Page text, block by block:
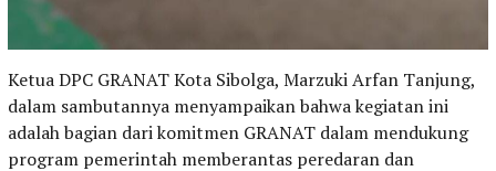
Ketua DPC GRANAT Kota Sibolga, Marzuki Arfan Tanjung,
dalam sambutannya menyampaikan bahwa kegiatan ini
adalah bagian dari komitmen GRANAT dalam mendukung
program pemerintah memberantas peredaran dan